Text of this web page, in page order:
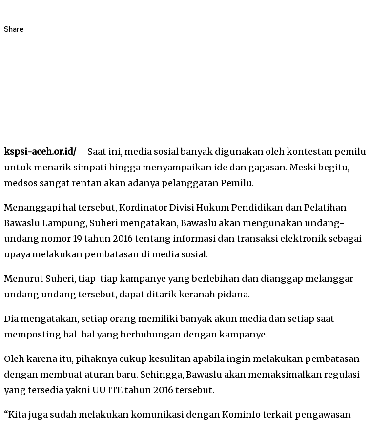
Share
kspsi-aceh.or.id/– Saat ini, media sosial banyak digunakan oleh kontestan pemilu
untuk menarik simpati hingga menyampaikan ide dan gagasan. Meski begitu,
medsos sangat rentan akan adanya pelanggaran Pemilu.
Menanggapi hal tersebut, Kordinator Divisi Hukum Pendidikan dan Pelatihan
Bawaslu Lampung, Suheri mengatakan, Bawaslu akan mengunakan undang-
undang nomor 19 tahun 2016 tentang informasi dan transaksi elektronik sebagai
upaya melakukan pembatasan di media sosial.
Menurut Suheri, tiap-tiap kampanye yang berlebihan dan dianggap melanggar
undang undang tersebut, dapat ditarik keranah pidana.
Dia mengatakan, setiap orang memiliki banyak akun media dan setiap saat
memposting hal-hal yang berhubungan dengan kampanye.
Oleh karena itu, pihaknya cukup kesulitan apabila ingin melakukan pembatasan
dengan membuat aturan baru. Sehingga, Bawaslu akan memaksimalkan regulasi
yang tersedia yakni UU ITE tahun 2016 tersebut.
“Kita juga sudah melakukan komunikasi dengan Kominfo terkait pengawasan